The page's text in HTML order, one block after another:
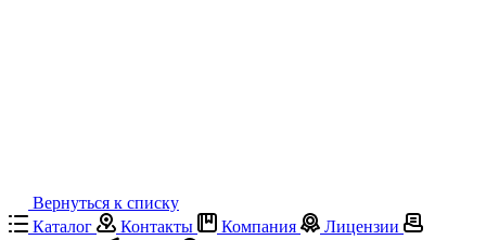
Вернуться к списку
Каталог
Контакты Компания
Лицензии